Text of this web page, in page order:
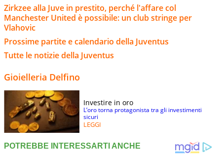
Zirkzee alla Juve in prestito, perché l'affare col
Manchester United è possibile: un club stringe per
Vlahovic
Prossime partite e calendario della Juventus
Tutte le notizie della Juventus
Gioielleria Delfino
Investire in oro
L’oro torna protagonista tra gli investimenti
sicuri
LEGGI